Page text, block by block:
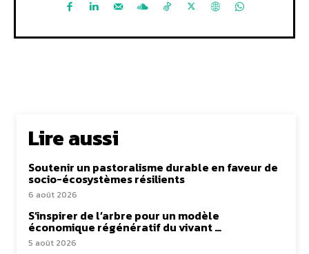
Lire aussi
Soutenir un pastoralisme durable en faveur de
socio-écosystèmes résilients
6 août 2026
S’inspirer de l’arbre pour un modèle
économique régénératif du vivant …
5 août 2026